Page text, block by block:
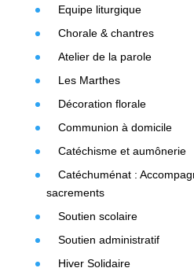
Equipe liturgique
Chorale & chantres
Atelier de la parole
Les Marthes
Décoration florale
Communion à domicile
Catéchisme et aumônerie
Catéchuménat :
sacrements
Soutien scolaire
Soutien administratif
Hiver Solidaire